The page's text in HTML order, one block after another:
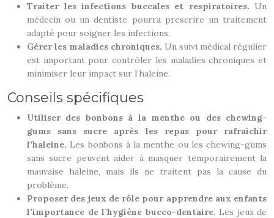
Traiter les infections buccales et respiratoires. Un
médecin ou un dentiste pourra prescrire un traitement
adapté pour soigner les infections.
Gérer les maladies chroniques. Un suivi médical régulier
est important pour contrôler les maladies chroniques et
minimiser leur impact sur l’haleine.
Conseils spécifiques
Utiliser des bonbons à la menthe ou des chewing-
gums sans sucre après les repas pour rafraîchir
l’haleine. Les bonbons à la menthe ou les chewing-gums
sans sucre peuvent aider à masquer temporairement la
mauvaise haleine, mais ils ne traitent pas la cause du
problème.
Proposer des jeux de rôle pour apprendre aux enfants
l’importance de l’hygiène bucco-dentaire. Les jeux de